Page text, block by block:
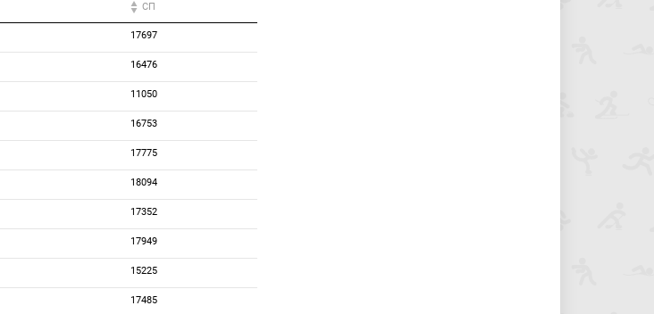
СП
17697
16476
11050
16753
17775
18094
17352
17949
15225
17485